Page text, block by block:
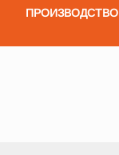
ПРОИЗВОДСТВО